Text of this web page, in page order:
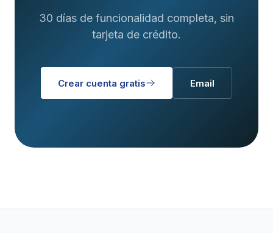
30 días de funcionalidad completa, sin
tarjeta de crédito.
Crear cuenta gratis Email